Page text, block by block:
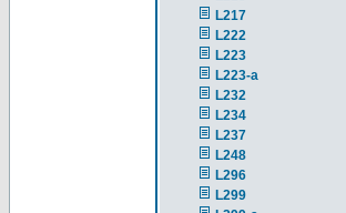
L217
L222
L223
L223-a
L232
L234
L237
L248
L296
L299